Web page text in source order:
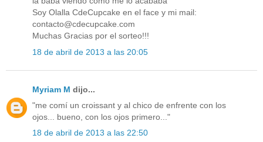
Soy Olalla CdeCupcake en el face y mi mail:
contacto@cdecupcake.com
Muchas Gracias por el sorteo!!!
18 de abril de 2013 a las 20:05
Myriam M dijo...
"me comí un croissant y al chico de enfrente con los
ojos... bueno, con los ojos primero..."
18 de abril de 2013 a las 22:50